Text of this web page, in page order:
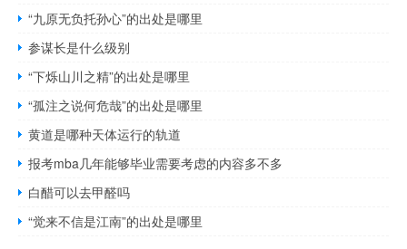
“九原无负托孙心”的出处是哪里
参谋长是什么级别
“下烁山川之精”的出处是哪里
“孤注之说何危哉”的出处是哪里
黄道是哪种天体运行的轨道
报考mba几年能够毕业需要考虑的内容多不多
白醋可以去甲醛吗
“觉来不信是江南”的出处是哪里